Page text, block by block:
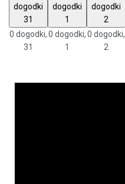
dogodki
31
0 dogodki,
31
dogodki
1
0 dogodki,
1
dogodki
2
0 dogodki,
2